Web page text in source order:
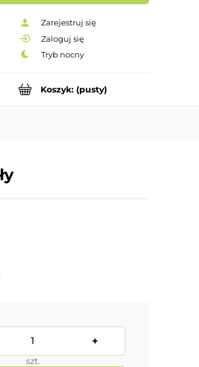
Zarejestruj się
Zaloguj się
Koszyk: (pusty)
+
szt.